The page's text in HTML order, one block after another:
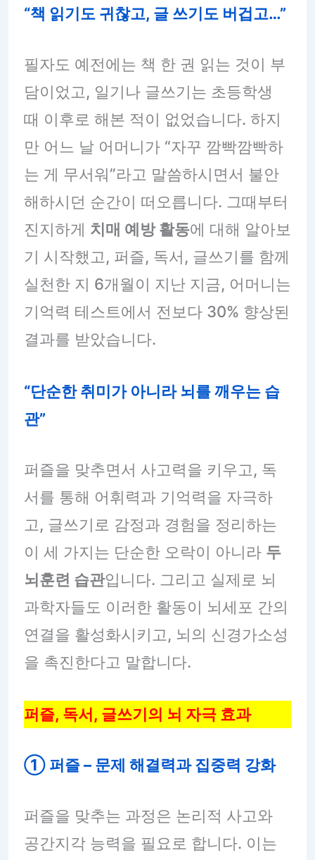
“책 읽기도 귀찮고, 글 쓰기도 버겁고…”
필자도 예전에는 책 한 권 읽는 것이 부
담이었고, 일기나 글쓰기는 초등학생
때 이후로 해본 적이 없었습니다. 하지
만 어느 날 어머니가 “자꾸 깜빡깜빡하
는 게 무서워”라고 말씀하시면서 불안
해하시던 순간이 떠오릅니다. 그때부터
진지하게 치매 예방 활동에 대해 알아보
기 시작했고, 퍼즐, 독서, 글쓰기를 함께
실천한 지 6개월이 지난 지금, 어머니는
기억력 테스트에서 전보다 30% 향상된
결과를 받았습니다.
“단순한 취미가 아니라 뇌를 깨우는 습
관”
퍼즐을 맞추면서 사고력을 키우고, 독
서를 통해 어휘력과 기억력을 자극하
고, 글쓰기로 감정과 경험을 정리하는
이 세 가지는 단순한 오락이 아니라 두
뇌훈련 습관입니다. 그리고 실제로 뇌
과학자들도 이러한 활동이 뇌세포 간의
연결을 활성화시키고, 뇌의 신경가소성
을 촉진한다고 말합니다.
퍼즐, 독서, 글쓰기의 뇌 자극 효과
① 퍼즐 – 문제 해결력과 집중력 강화
퍼즐을 맞추는 과정은 논리적 사고와
공간지각 능력을 필요로 합니다. 이는